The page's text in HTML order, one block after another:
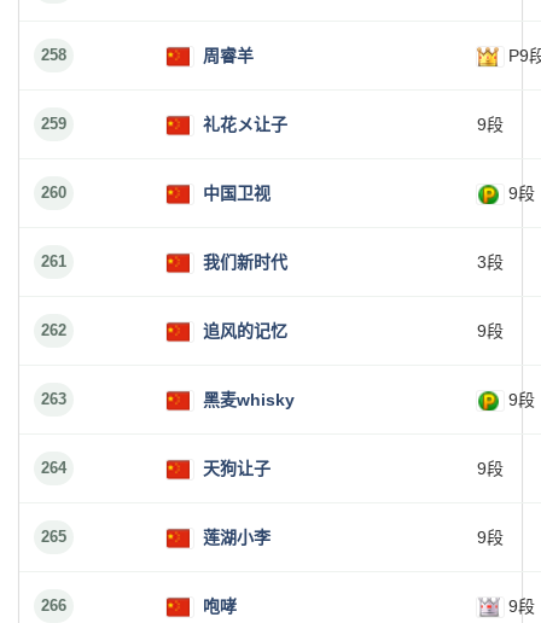
258 周睿羊 P9
259 礼花メ让子 9段
260 中国卫视 9段
261 我们新时代 3段
262 追风的记忆 9段
263 黑麦whisky 9段
264 天狗让子 9段
265 莲湖小李 9段
266 咆哮 9段